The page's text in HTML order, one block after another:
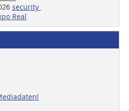
security
Real